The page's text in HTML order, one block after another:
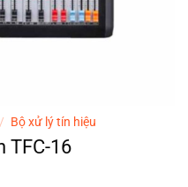
/ Bộ xử lý tín hiệu
TFC-16